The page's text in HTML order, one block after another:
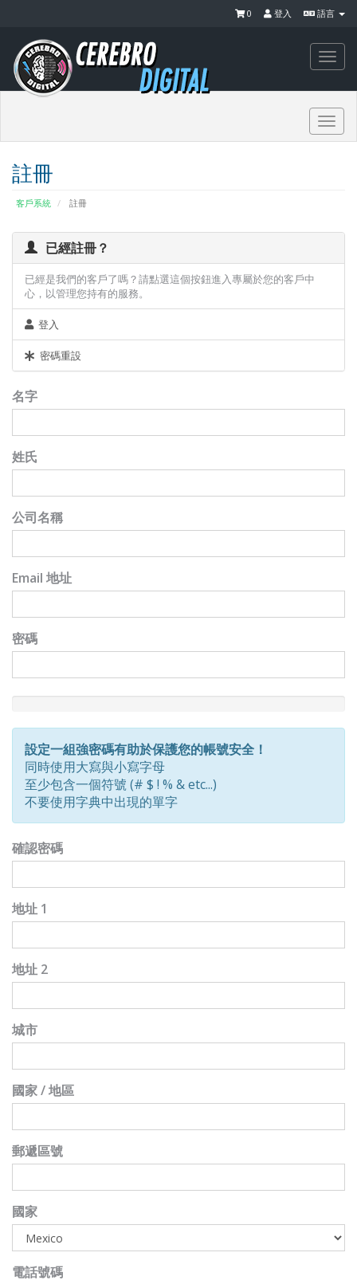
語言
登入
0
註冊
客戶系統 註冊
已經註冊？
已經是我們的客戶了嗎？請點選這個按鈕進入專屬於您的客戶中
心，以管理您持有的服務。
登入
密碼重設
名字
姓氏
公司名稱
Email 地址
密碼
Rating:
0%設定一組強密碼有助於保護您的帳號安全！
同時使用大寫與小寫字母
至少包含一個符號 (# $ ! % & etc...)
不要使用字典中出現的單字
確認密碼
地址 1
地址 2
城市
國家 / 地區
郵遞區號
國家
電話號碼